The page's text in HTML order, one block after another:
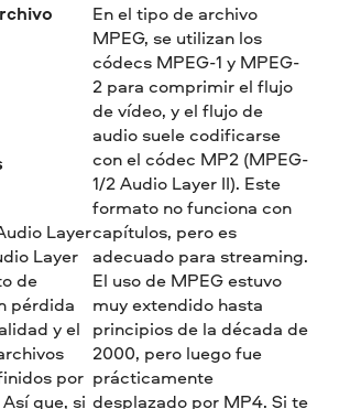
Layer
Layer
de
pérdida
y el
por
que, si
En el tipo de archivo
MPEG, se utilizan los
códecs MPEG-1 y MPEG-
2 para comprimir el flujo
de vídeo, y el flujo de
audio suele codificarse
con el códec MP2 (MPEG-
1/2 Audio Layer II). Este
formato no funciona con
capítulos, pero es
adecuado para streaming.
El uso de MPEG estuvo
muy extendido hasta
principios de la década de
2000, pero luego fue
prácticamente
desplazado por MP4. Si te